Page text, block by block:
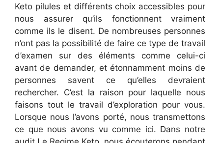
Keto pilules et différents choix accessibles pour
nous assurer qu’ils fonctionnent vraiment
comme ils le disent. De nombreuses personnes
n’ont pas la possibilité de faire ce type de travail
d’examen sur des éléments comme celui-ci
avant de demander, et étonnamment moins de
personnes savent ce qu’elles devraient
rechercher. C’est la raison pour laquelle nous
faisons tout le travail d’exploration pour vous.
Lorsque nous l’avons porté, nous transmettons
ce que nous avons vu comme ici. Dans notre